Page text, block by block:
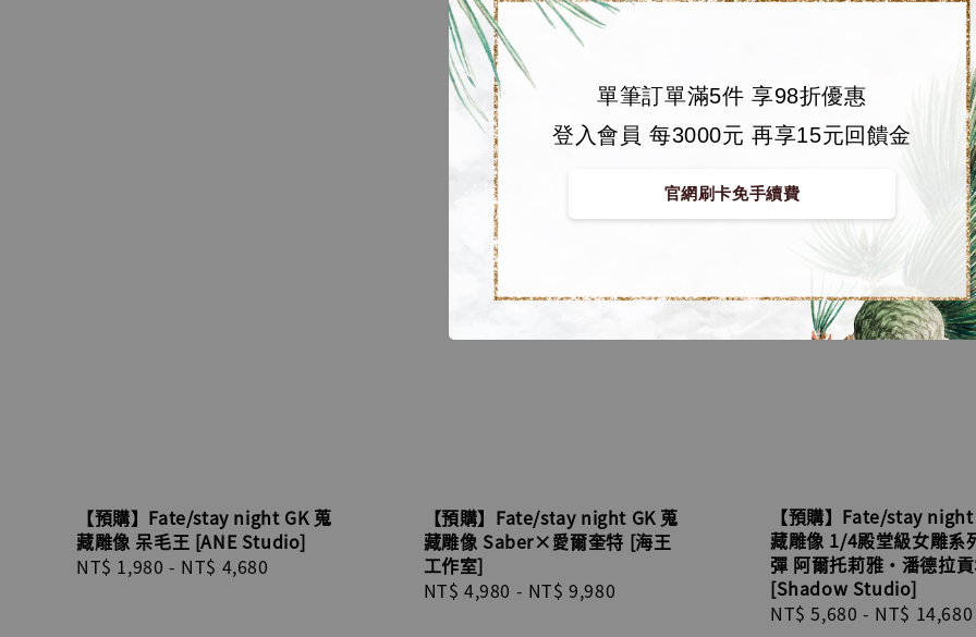
單筆訂單滿5件 享98折優惠
登入會員 每3000元 再享15元回饋金
官網刷卡免手續費
【預購】Fate/stay night GK 蒐
藏雕像 呆毛王 [ANE Studio]
Regular
NT$ 1,980 - NT$ 4,680
【預購】Fate/stay night GK 蒐
藏雕像 Saber×愛爾奎特 [海王
工作室]
Regular
NT$ 4,980 - NT$ 9,980
【預購】Fate/stay
藏雕像 1/4殿堂級女雕系
彈 阿爾托莉雅·潘德拉
[Shadow Studio]
Regular
NT$ 5,680 - NT$ 14,680